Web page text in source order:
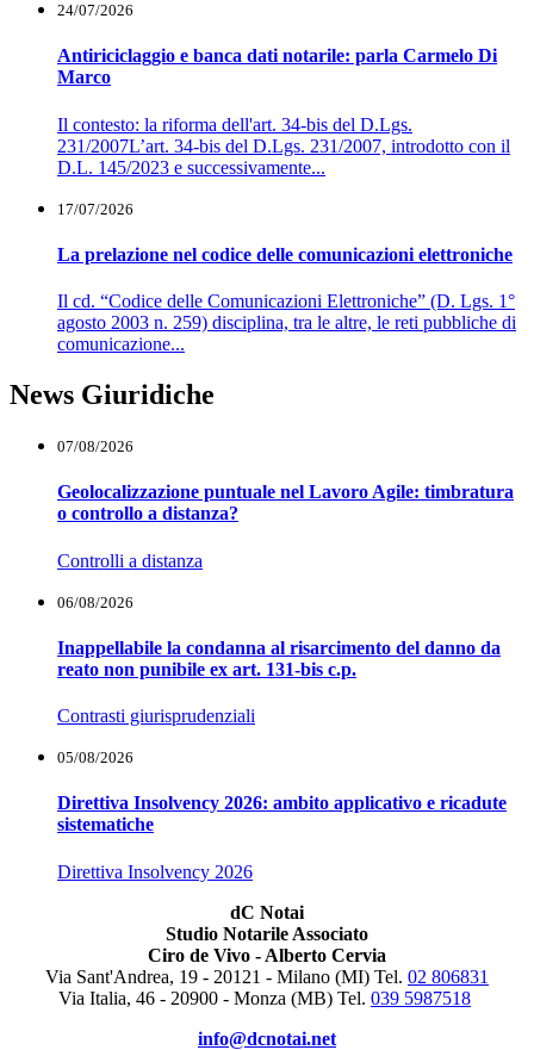
24/07/2026
Antiriciclaggio e banca dati notarile: parla Carmelo Di
Marco
Il contesto: la riforma dell'art. 34-bis del D.Lgs.
231/2007L’art. 34-bis del D.Lgs. 231/2007, introdotto con il
D.L. 145/2023 e successivamente...
17/07/2026
La prelazione nel codice delle comunicazioni elettroniche
Il cd. “Codice delle Comunicazioni Elettroniche” (D. Lgs. 1°
agosto 2003 n. 259) disciplina, tra le altre, le reti pubbliche di
comunicazione...
News Giuridiche
07/08/2026
Geolocalizzazione puntuale nel Lavoro Agile: timbratura
o controllo a distanza?
Controlli a distanza
06/08/2026
Inappellabile la condanna al risarcimento del danno da
reato non punibile ex art. 131-bis c.p.
Contrasti giurisprudenziali
05/08/2026
Direttiva Insolvency 2026: ambito applicativo e ricadute
sistematiche
Direttiva Insolvency 2026
dC Notai
Studio Notarile Associato
Ciro de Vivo - Alberto Cervia
Via Sant'Andrea, 19 - 20121 - Milano (MI) Tel. 02 806831
Via Italia, 46 - 20900 - Monza (MB) Tel. 039 5987518
info@dcnotai.net